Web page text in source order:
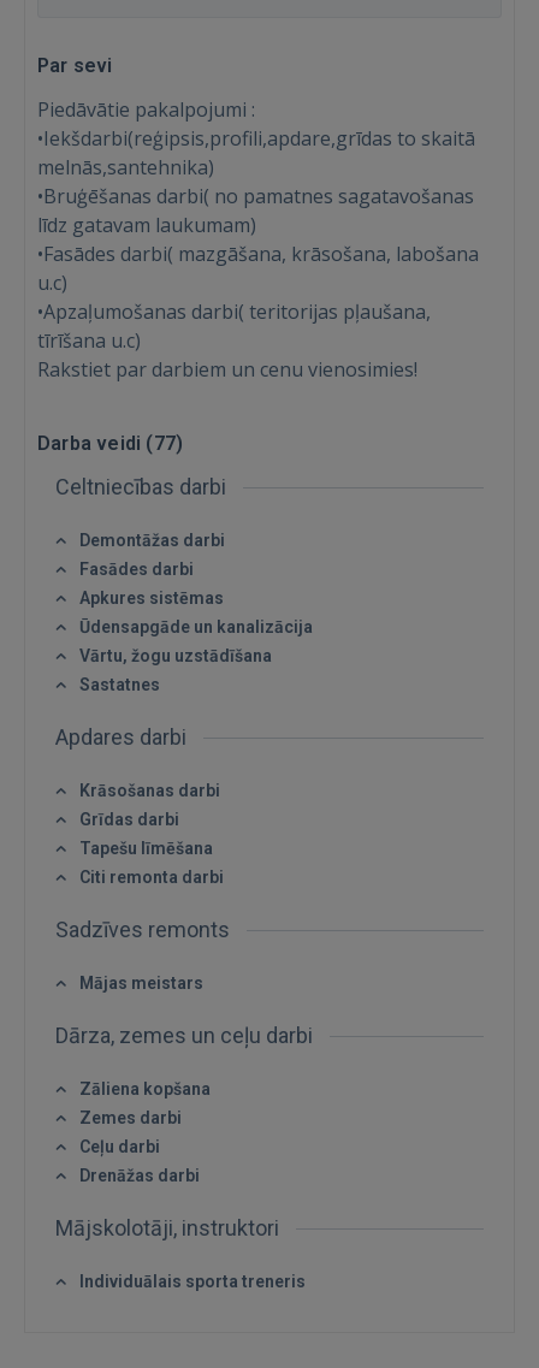
Ienākt
Aizmirsāt paroli?
FACEBOOK
Par sevi
Piedāvātie pakalpojumi :
•Iekšdarbi(reģipsis,profili,apdare,grīdas to skaitā
melnās,santehnika)
•Bruģēšanas darbi( no pamatnes sagatavošanas
līdz gatavam laukumam)
•Fasādes darbi( mazgāšana, krāsošana, labošana
u.c)
•Apzaļumošanas darbi( teritorijas pļaušana,
tīrīšana u.c)
Rakstiet par darbiem un cenu vienosimies!
Darba veidi (77)
Celtniecības darbi
Demontāžas darbi
Fasādes darbi
Apkures sistēmas
Ūdensapgāde un kanalizācija
Vārtu, žogu uzstādīšana
Sastatnes
Apdares darbi
Krāsošanas darbi
Grīdas darbi
Tapešu līmēšana
Citi remonta darbi
Sadzīves remonts
Mājas meistars
Dārza, zemes un ceļu darbi
Zāliena kopšana
Zemes darbi
Ceļu darbi
Drenāžas darbi
Mājskolotāji, instruktori
Individuālais sporta treneris